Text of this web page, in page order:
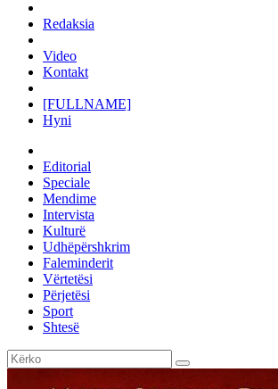
Redaksia
Video
Kontakt
[FULLNAME]
Hyni
Editorial
Speciale
Mendime
Intervista
Kulturë
Udhëpërshkrim
Faleminderit
Vërtetësi
Përjetësi
Sport
Shtesë